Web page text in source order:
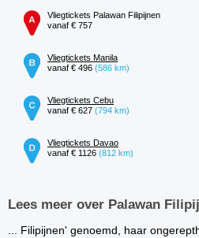
Vliegtickets Palawan Filipijnen
vanaf € 757
Vliegtickets Manila
vanaf € 496 (586 km)
Vliegtickets Cebu
vanaf € 627 (794 km)
Vliegtickets Davao
vanaf € 1126 (812 km)
Lees meer over Palawan
... Filipijnen' genoemd, haar